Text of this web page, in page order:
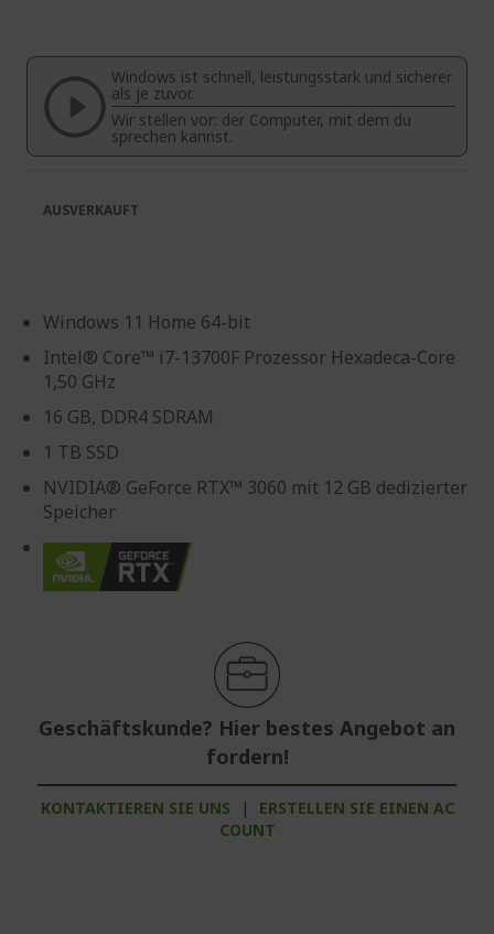
Bildgalerie
springen
Windows ist schnell, leistungsstark und sicherer
als je zuvor.
Wir stellen vor: der Computer, mit dem du
sprechen kannst.
Windows 11 Home 64-bit
Intel® Core™ i7-13700F Prozessor Hexadeca-Core
1,50 GHz
16 GB, DDR4 SDRAM
1 TB SSD
NVIDIA® GeForce RTX™ 3060 mit 12 GB dedizierter
Speicher
Geschäftskunde? Hier bestes Angebot an
fordern!
KONTAKTIEREN SIE UNS |
ERSTELLEN SIE EINEN AC
COUNT
AUSVERKAUFT